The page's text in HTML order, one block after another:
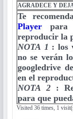
AGRADECE Y
Te
Player para
reproducir la
NOTA 1 : los
no se verán
googledrive
en el
NOTA 2 :
para que
Visited 36 times, 1